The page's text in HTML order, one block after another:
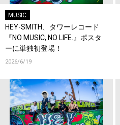
MUSIC
HEY-SMITH、タワーレコード
『NO MUSIC, NO LIFE.』ポスタ
ーに単独初登場！
2026/6/19